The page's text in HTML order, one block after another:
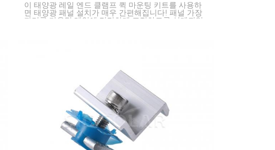
이 태양광 레일 엔드 클램프 퀵 마운팅 키트를 사용하
면 태양광 패널 설치가 매우 간편해집니다! 패널 가장